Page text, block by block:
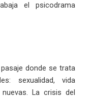
el psicodrama
donde se trata
sexualidad, vida
La crisis del